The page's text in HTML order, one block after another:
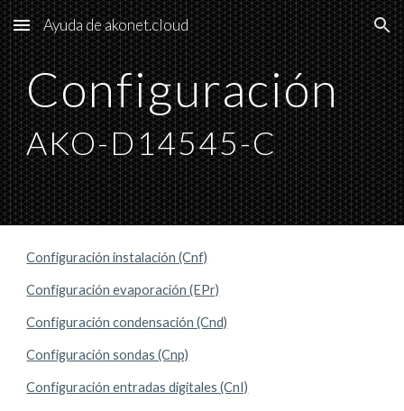
Skip to main content Skip to navigation
Ayuda de akonet.cloud
Configuración
AKO-D14545-C
Configuración instalación (Cnf)
Configuración evaporación (EPr)
Configuración condensación (Cnd)
Configuración sondas (Cnp)
Configuración entradas digitales (CnI)